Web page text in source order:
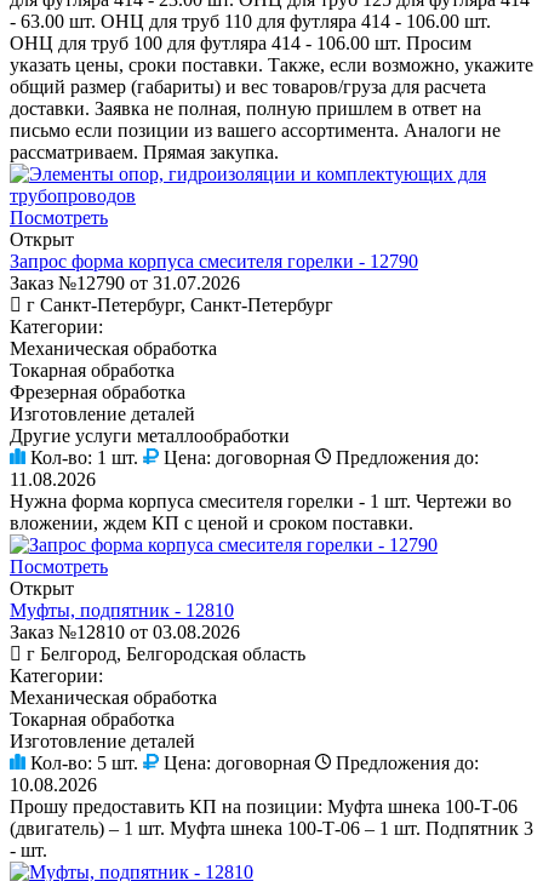
- 63.00 шт. ОНЦ для труб 110 для футляра 414 - 106.00 шт.
ОНЦ для труб 100 для футляра 414 - 106.00 шт. Просим
указать цены, сроки поставки. Также, если возможно, укажите
общий размер (габариты) и вес товаров/груза для расчета
доставки. Заявка не полная, полную пришлем в ответ на
письмо если позиции из вашего ассортимента. Аналоги не
рассматриваем. Прямая закупка.
Посмотреть
Открыт
Запрос форма корпуса смесителя горелки - 12790
Заказ №12790 от 31.07.2026
г Санкт-Петербург, Санкт-Петербург
Категории:
Механическая обработка
Токарная обработка
Фрезерная обработка
Изготовление деталей
Другие услуги металлообработки
Кол-во: 1 шт. Цена: договорная
Предложения до:
11.08.2026
Нужна форма корпуса смесителя горелки - 1 шт. Чертежи во
вложении, ждем КП с ценой и сроком поставки.
Посмотреть
Открыт
Муфты, подпятник - 12810
Заказ №12810 от 03.08.2026
г Белгород, Белгородская область
Категории:
Механическая обработка
Токарная обработка
Изготовление деталей
Кол-во: 5 шт. Цена: договорная
Предложения до:
10.08.2026
Прошу предоставить КП на позиции: Муфта шнека 100-Т-06
(двигатель) – 1 шт. Муфта шнека 100-Т-06 – 1 шт. Подпятник 3
- шт.